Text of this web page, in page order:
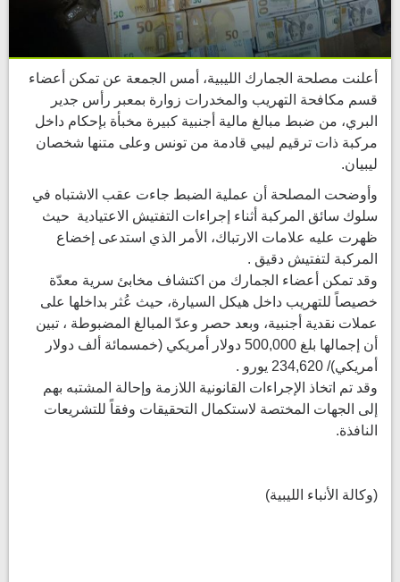
أعلنت مصلحة الجمارك الليبية، أمس الجمعة عن تمكن أعضاء
قسم مكافحة التهريب والمخدرات زوارة بمعبر رأس جدير
البري، من ضبط مبالغ مالية أجنبية كبيرة مخبأة بإحكام داخل
مركبة ذات ترقيم ليبي قادمة من تونس وعلى متنها شخصان
ليبيان.
وأوضحت المصلحة أن عملية الضبط جاءت عقب الاشتباه في
سلوك سائق المركبة أثناء إجراءات التفتيش الاعتيادية حيث
ظهرت عليه علامات الارتباك، الأمر الذي استدعى إخضاع
المركبة لتفتيش دقيق .
وقد تمكن أعضاء الجمارك من اكتشاف مخابئ سرية معدّة
خصيصاً للتهريب داخل هيكل السيارة، حيث عُثر بداخلها على
عملات نقدية أجنبية، وبعد حصر وعدّ المبالغ المضبوطة ، تبين
أن إجمالها بلغ 500,000 دولار أمريكي (خمسمائة ألف دولار
أمريكي)/ 234,620 يورو .
وقد تم اتخاذ الإجراءات القانونية اللازمة وإحالة المشتبه بهم
إلى الجهات المختصة لاستكمال التحقيقات وفقاً للتشريعات
النافذة.
(وكالة الأنباء الليبية)